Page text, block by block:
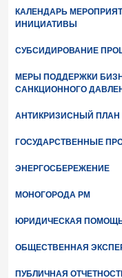
КАЛЕНДАРЬ
ИНИЦИАТИВЫ
СУБСИДИРОВАНИЕ
МЕРЫ ПОДДЕРЖКИ
САНКЦИОННОГО
АНТИКРИЗИСНЫЙ ПЛАН
ГОСУДАРСТВЕННЫЕ
ЭНЕРГОСБЕРЕЖЕНИЕ
МОНОГОРОДА РМ
ЮРИДИЧЕСКАЯ
ОБЩЕСТВЕННАЯ
ПУБЛИЧНАЯ